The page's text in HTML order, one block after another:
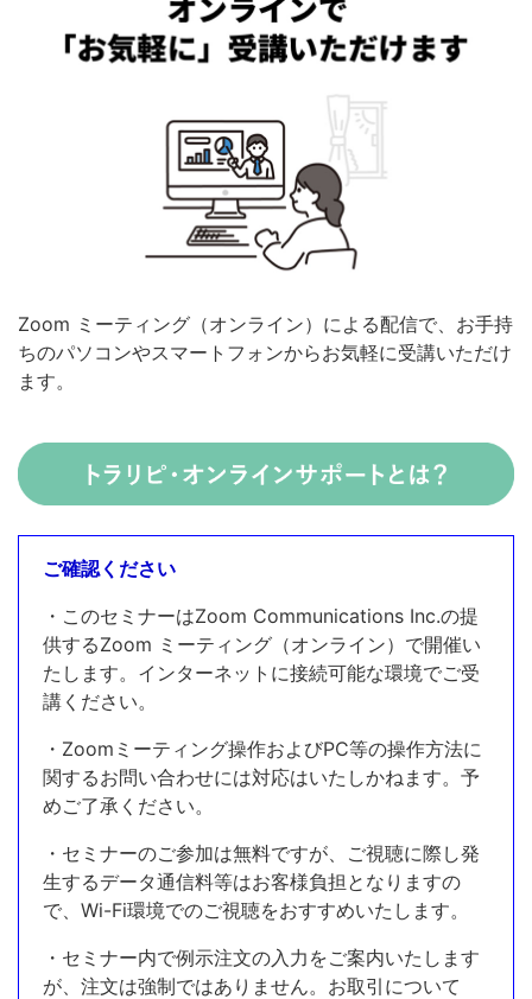
Zoom ミーティング（オンライン）による配信で、お手持
ちのパソコンやスマートフォンからお気軽に受講いただけ
ます。
ご確認ください
・このセミナーはZoom Communications Inc.の提
供するZoom ミーティング（オンライン）で開催い
たします。インターネットに接続可能な環境でご受
講ください。
・Zoomミーティング操作およびPC等の操作方法に
関するお問い合わせには対応はいたしかねます。予
めご了承ください。
・セミナーのご参加は無料ですが、ご視聴に際し発
生するデータ通信料等はお客様負担となりますの
で、Wi-Fi環境でのご視聴をおすすめいたします。
・セミナー内で例示注文の入力をご案内いたします
が、注文は強制ではありません。お取引について